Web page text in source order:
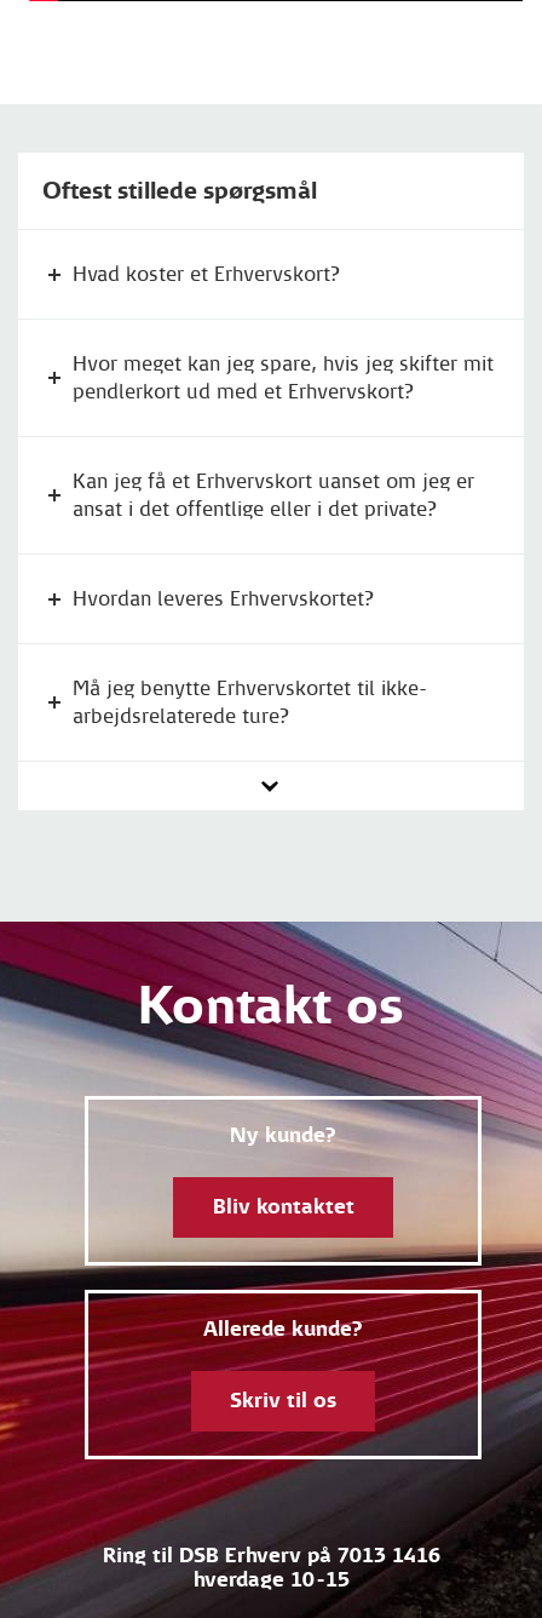
Oftest stillede spørgsmål
Hvad koster et Erhvervskort?
Hvor meget kan jeg spare, hvis jeg skifter mit
pendlerkort ud med et Erhvervskort?
Kan jeg få et Erhvervskort uanset om jeg er
ansat i det offentlige eller i det private?
Hvordan leveres Erhvervskortet?
Må jeg benytte Erhvervskortet til ikke-
arbejdsrelaterede ture?
Kontakt os
Ny kunde?
Bliv kontaktet
Allerede kunde?
Skriv til os
Ring til DSB Erhverv på 7013 1416
hverdage 10-15